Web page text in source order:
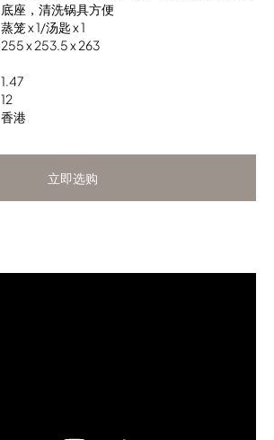
底座，清洗锅具方便
蒸笼 x 1/汤匙 x 1
255 x 253.5 x 263
1.47
12
香港
立即选购
立即选购